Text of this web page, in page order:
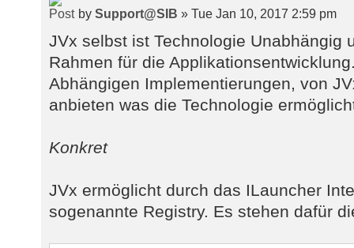
by Support@SIB » Tue Jan 10, 2017 2:59 pm
JVx selbst ist Technologie Unabhängig
Rahmen für die
Abhängigen Implementierungen, von
anbieten was die Technologie
Konkret
JVx ermöglicht durch das ILauncher
sogenannte Registry. Es stehen dafür